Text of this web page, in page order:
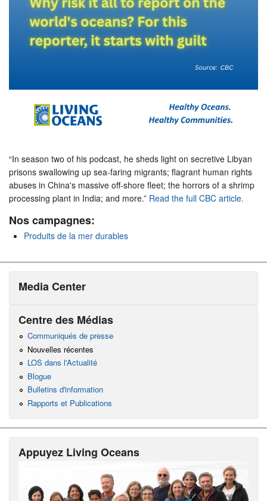
“In season two of his podcast, he sheds light on secretive Libyan
prisons swallowing up sea-faring migrants; flagrant human rights
abuses in China's massive off-shore fleet; the horrors of a shrimp
processing plant in India; and more.” Read the full CBC article.
Nos campagnes:
Produits de la mer durables
Media Center
Centre des Médias
Communiqués de presse
Nouvelles récentes
LOS dans l'Actualité
Blogue
Bulletins d'information
Rapports et Publications
Appuyez Living Oceans